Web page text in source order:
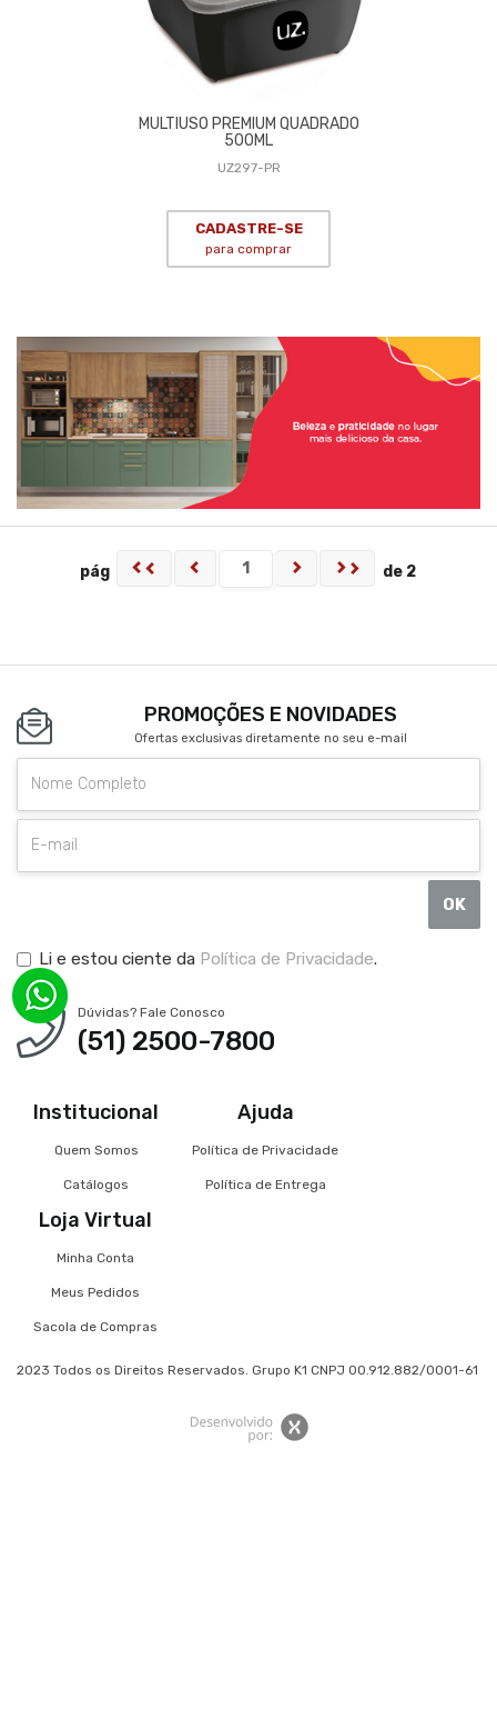
MULTIUSO PREMIUM QUADRADO
500ML
UZ297-PR
CADASTRE-SE
para comprar
pág de 2
PROMOÇÕES E NOVIDADES
Ofertas exclusivas diretamente no seu e-mail
OK
Li e estou ciente da Política de Privacidade.
Dúvidas? Fale Conosco
(51) 2500-7800
Institucional
Quem Somos
Catálogos
Ajuda
Política de Privacidade
Política de Entrega
Loja Virtual
Minha Conta
Meus Pedidos
Sacola de Compras
2023 Todos os Direitos Reservados. Grupo K1 CNPJ 00.912.882/0001-61